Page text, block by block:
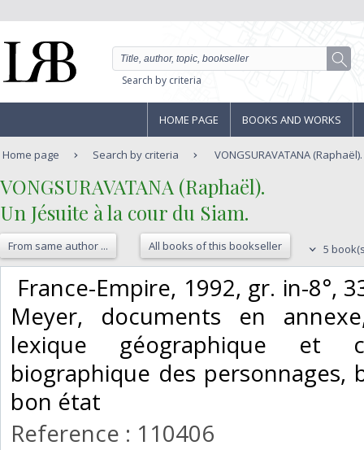
Search by criteria
HOME PAGE BOOKS AND WORKS
Home page Search by criteria VONGSURAVATANA
‎VONGSURAVATANA (Raphaël).‎
‎Un Jésuite à la cour du Siam.‎
From same author ... All books of this bookseller 5
France-Empire, 1992, gr. in-8°,
Meyer, documents en
lexique géographique et
biographique des personnages,
bon état‎
Reference : 110406